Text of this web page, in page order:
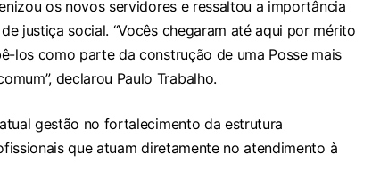
os novos servidores e ressaltou a importância
justiça social. “Vocês chegaram até aqui por mérito
los como parte da construção de uma Posse mais
declarou Paulo Trabalho.
gestão no fortalecimento da estrutura
que atuam diretamente no atendimento à